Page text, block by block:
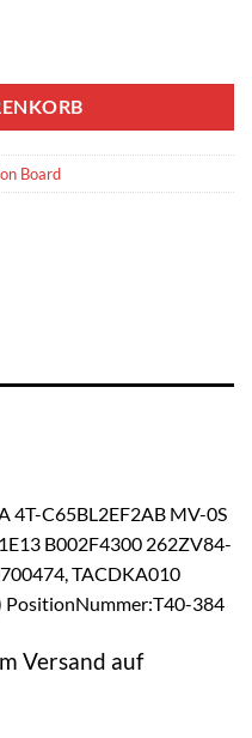
Board
4T-C65BL2EF2AB MV-0S
B002F4300 262ZV84-
TACDKA010
PositionNummer:T40-384
Versand auf